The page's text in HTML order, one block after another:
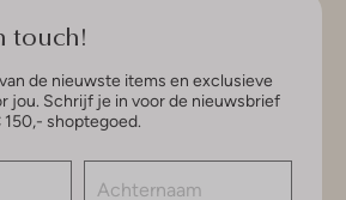
touch!
de nieuwste items en exclusieve
jou. Schrijf je in voor de nieuwsbrief
150,- shoptegoed.